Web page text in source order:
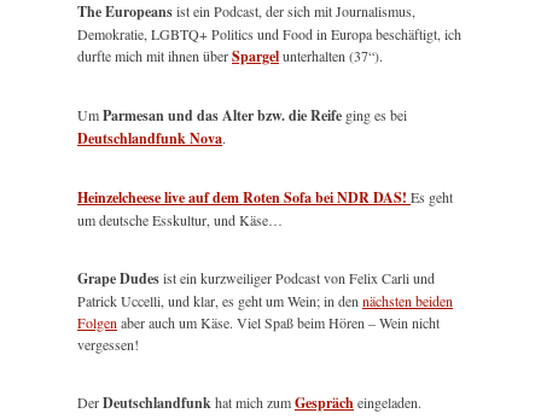
The Europeansist ein Podcast, der sich mit Journalismus,
Demokratie, LGBTQ+ Politics und Food in Europa beschäftigt, ich
durfte mich mit ihnen überSpargelunterhalten (37“).
UmParmesan und das Alter bzw. die Reife ging es bei
Deutschlandfunk Nova.
Heinzelcheese live auf dem Roten Sofa bei NDR DAS! Es geht
um deutsche Esskultur, und Käse…
Grape Dudesist ein kurzweiliger Podcast von Felix Carli und
Patrick Uccelli, und klar, es geht um Wein; in dennächsten beiden
Folgenaber auch um Käse. Viel Spaß beim Hören – Wein nicht
vergessen!
DerDeutschlandfunkhat mich zumGesprächeingeladen.